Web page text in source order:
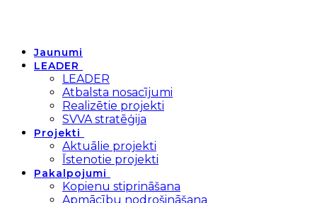
Jaunumi
LEADER
LEADER
Atbalsta nosacījumi
Realizētie projekti
SVVA stratēģija
Projekti
Aktuālie projekti
Īstenotie projekti
Pakalpojumi
Kopienu stiprināšana
Apmācību nodrošināšana